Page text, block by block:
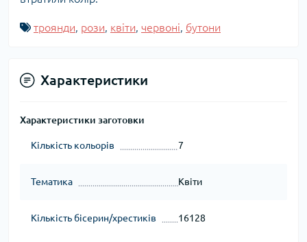
троянди, рози, квіти, червоні, бутони
Характеристики
Характеристики заготовки
Кількість кольорів 7
Тематика Квіти
Кількість бісерин/хрестиків 16128